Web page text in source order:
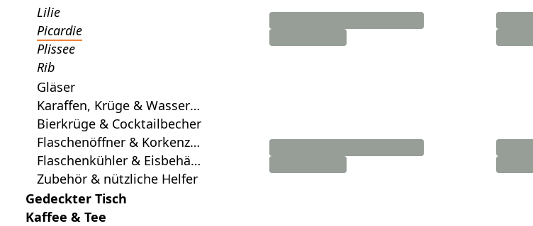
Lilie
Picardie
Plissee
Rib
Gläser
Karaffen, Krüge & Wasserfl
aschen
Bierkrüge & Cocktailbecher
Flaschenöffner & Korkenzie
her
Flaschenkühler & Eisbehält
er
Zubehör & nützliche Helfer
Gedeckter Tisch
Kaffee & Tee